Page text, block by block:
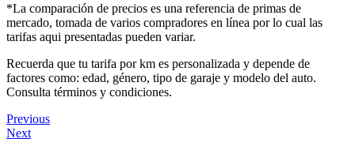
*La comparación de precios es una referencia de primas de
mercado, tomada de varios compradores en línea por lo cual las
tarifas aqui presentadas pueden variar.
Recuerda que tu tarifa por km es personalizada y depende de
factores como: edad, género, tipo de garaje y modelo del auto.
Consulta términos y condiciones.
Previous
Next